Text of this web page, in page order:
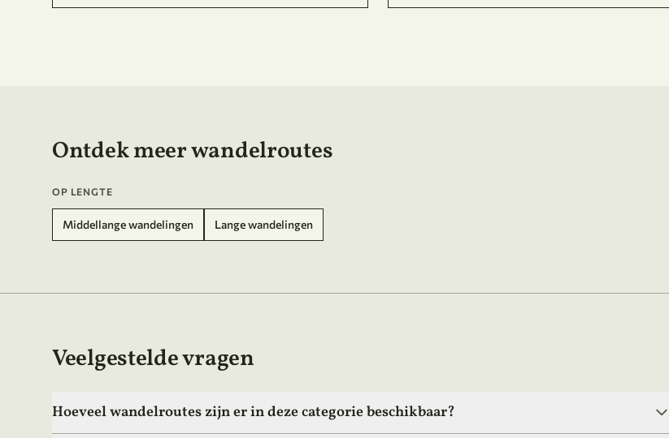
Ontdek meer wandelroutes
OP LENGTE
Middellange wandelingen Lange wandelingen
Veelgestelde vragen
Hoeveel wandelroutes zijn er in deze categorie beschikbaar?